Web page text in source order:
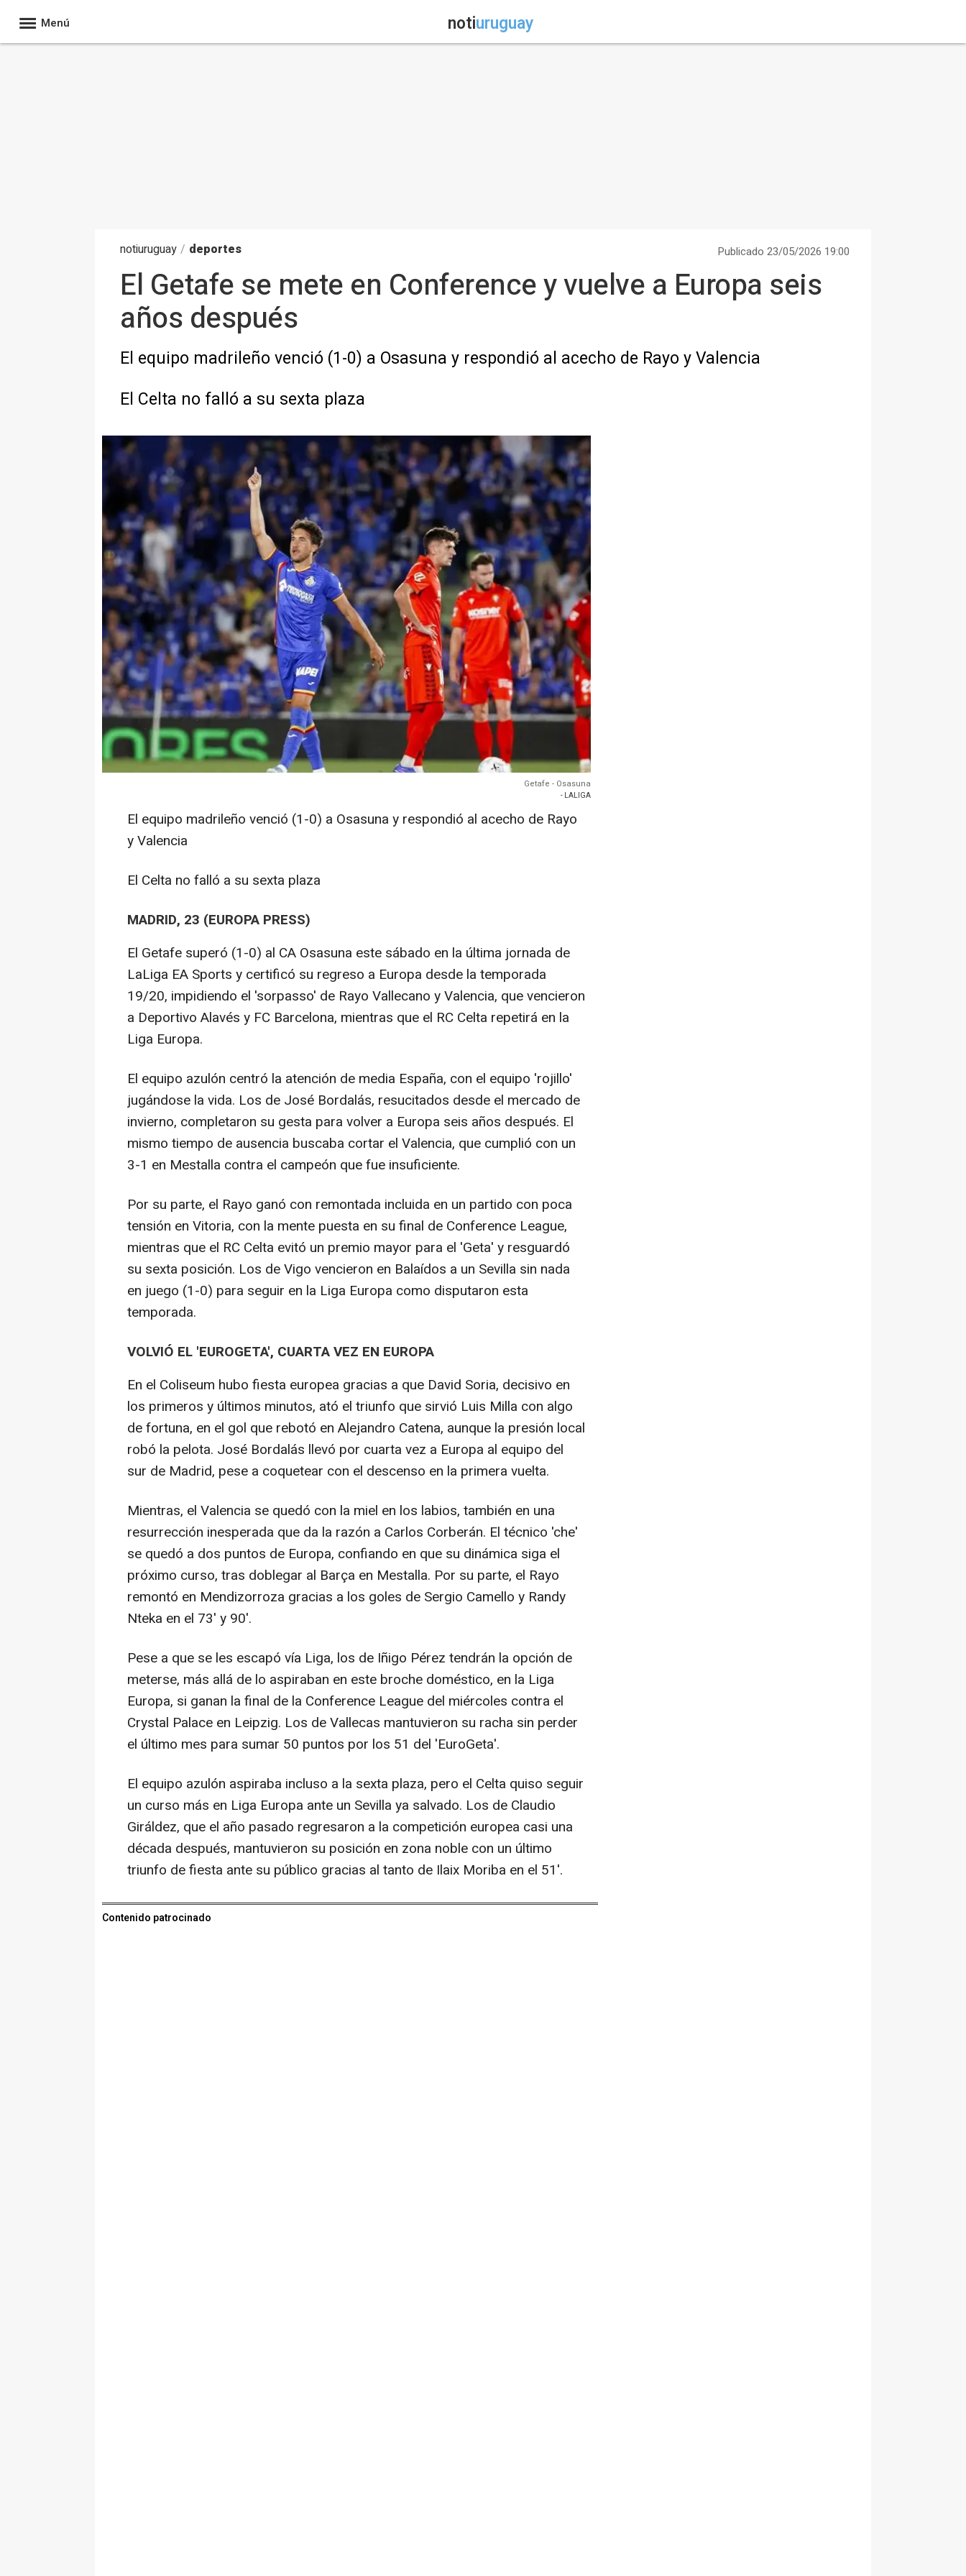
Menú notiuruguay
notiuruguay / deportes Publicado 23/05/2026 19:00
El Getafe se mete en Conference y vuelve a Europa seis
años después
El equipo madrileño venció (1-0) a Osasuna y respondió al acecho de Rayo y Valencia
El Celta no falló a su sexta plaza
Getafe - Osasuna
- LALIGA
El equipo madrileño venció (1-0) a Osasuna y respondió al acecho de Rayo
y Valencia
El Celta no falló a su sexta plaza
MADRID, 23 (EUROPA PRESS)
El Getafe superó (1-0) al CA Osasuna este sábado en la última jornada de
LaLiga EA Sports y certificó su regreso a Europa desde la temporada
19/20, impidiendo el 'sorpasso' de Rayo Vallecano y Valencia, que vencieron
a Deportivo Alavés y FC Barcelona, mientras que el RC Celta repetirá en la
Liga Europa.
El equipo azulón centró la atención de media España, con el equipo 'rojillo'
jugándose la vida. Los de José Bordalás, resucitados desde el mercado de
invierno, completaron su gesta para volver a Europa seis años después. El
mismo tiempo de ausencia buscaba cortar el Valencia, que cumplió con un
3-1 en Mestalla contra el campeón que fue insuficiente.
Por su parte, el Rayo ganó con remontada incluida en un partido con poca
tensión en Vitoria, con la mente puesta en su final de Conference League,
mientras que el RC Celta evitó un premio mayor para el 'Geta' y resguardó
su sexta posición. Los de Vigo vencieron en Balaídos a un Sevilla sin nada
en juego (1-0) para seguir en la Liga Europa como disputaron esta
temporada.
VOLVIÓ EL 'EUROGETA', CUARTA VEZ EN EUROPA
En el Coliseum hubo fiesta europea gracias a que David Soria, decisivo en
los primeros y últimos minutos, ató el triunfo que sirvió Luis Milla con algo
de fortuna, en el gol que rebotó en Alejandro Catena, aunque la presión local
robó la pelota. José Bordalás llevó por cuarta vez a Europa al equipo del
sur de Madrid, pese a coquetear con el descenso en la primera vuelta.
Mientras, el Valencia se quedó con la miel en los labios, también en una
resurrección inesperada que da la razón a Carlos Corberán. El técnico 'che'
se quedó a dos puntos de Europa, confiando en que su dinámica siga el
próximo curso, tras doblegar al Barça en Mestalla. Por su parte, el Rayo
remontó en Mendizorroza gracias a los goles de Sergio Camello y Randy
Nteka en el 73' y 90'.
Pese a que se les escapó vía Liga, los de Iñigo Pérez tendrán la opción de
meterse, más allá de lo aspiraban en este broche doméstico, en la Liga
Europa, si ganan la final de la Conference League del miércoles contra el
Crystal Palace en Leipzig. Los de Vallecas mantuvieron su racha sin perder
el último mes para sumar 50 puntos por los 51 del 'EuroGeta'.
El equipo azulón aspiraba incluso a la sexta plaza, pero el Celta quiso seguir
un curso más en Liga Europa ante un Sevilla ya salvado. Los de Claudio
Giráldez, que el año pasado regresaron a la competición europea casi una
década después, mantuvieron su posición en zona noble con un último
triunfo de fiesta ante su público gracias al tanto de Ilaix Moriba en el 51'.
Contenido patrocinado